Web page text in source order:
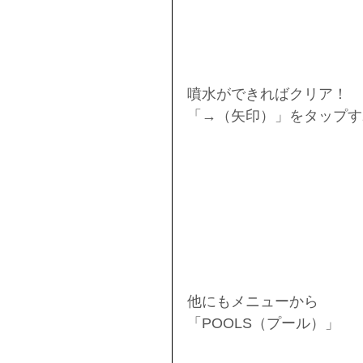
噴水ができればクリア！
「→（矢印）」をタップ
他にもメニューから
「POOLS（プール）」